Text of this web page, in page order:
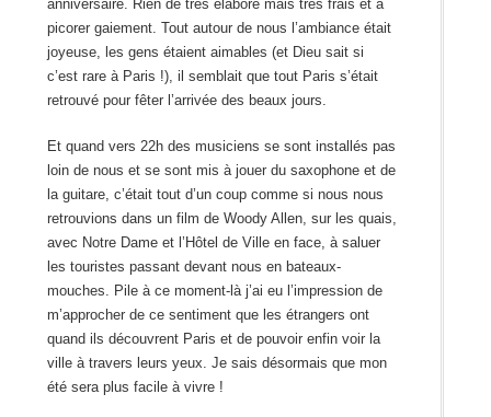
anniversaire. Rien de très élaboré mais très frais et à
picorer gaiement. Tout autour de nous l’ambiance était
joyeuse, les gens étaient aimables (et Dieu sait si
c’est rare à Paris !), il semblait que tout Paris s’était
retrouvé pour fêter l’arrivée des beaux jours.
Et quand vers 22h des musiciens se sont installés pas
loin de nous et se sont mis à jouer du saxophone et de
la guitare, c’était tout d’un coup comme si nous nous
retrouvions dans un film de Woody Allen, sur les quais,
avec Notre Dame et l’Hôtel de Ville en face, à saluer
les touristes passant devant nous en bateaux-
mouches. Pile à ce moment-là j’ai eu l’impression de
m’approcher de ce sentiment que les étrangers ont
quand ils découvrent Paris et de pouvoir enfin voir la
ville à travers leurs yeux. Je sais désormais que mon
été sera plus facile à vivre !